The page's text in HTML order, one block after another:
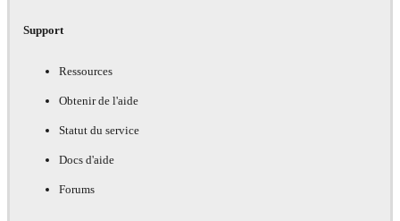
Support
Ressources
Obtenir de l'aide
Statut du service
Docs d'aide
Forums